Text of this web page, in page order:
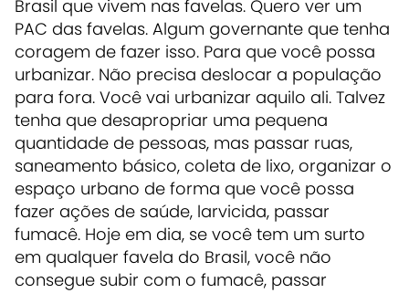
Brasil que vivem nas favelas. Quero ver um
PAC das favelas. Algum governante que tenha
coragem de fazer isso. Para que você possa
urbanizar. Não precisa deslocar a população
para fora. Você vai urbanizar aquilo ali. Talvez
tenha que desapropriar uma pequena
quantidade de pessoas, mas passar ruas,
saneamento básico, coleta de lixo, organizar o
espaço urbano de forma que você possa
fazer ações de saúde, larvicida, passar
fumacê. Hoje em dia, se você tem um surto
em qualquer favela do Brasil, você não
consegue subir com o fumacê, passar